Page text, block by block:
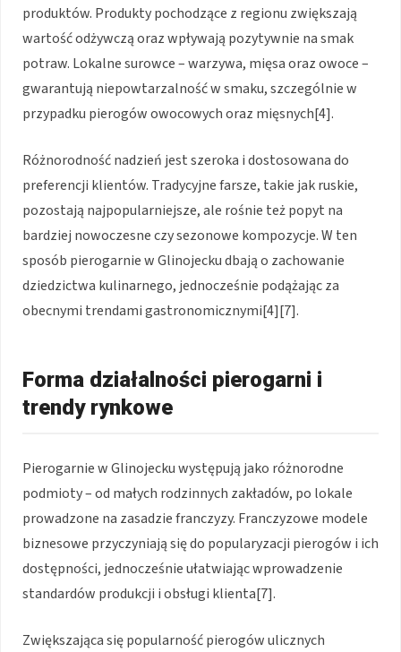
produktów. Produkty pochodzące z regionu zwiększają
wartość odżywczą oraz wpływają pozytywnie na smak
potraw. Lokalne surowce – warzywa, mięsa oraz owoce –
gwarantują niepowtarzalność w smaku, szczególnie w
przypadku pierogów owocowych oraz mięsnych[4].
Różnorodność nadzień jest szeroka i dostosowana do
preferencji klientów. Tradycyjne farsze, takie jak ruskie,
pozostają najpopularniejsze, ale rośnie też popyt na
bardziej nowoczesne czy sezonowe kompozycje. W ten
sposób pierogarnie w Glinojecku dbają o zachowanie
dziedzictwa kulinarnego, jednocześnie podążając za
obecnymi trendami gastronomicznymi[4][7].
Forma działalności pierogarni i
trendy rynkowe
Pierogarnie w Glinojecku występują jako różnorodne
podmioty – od małych rodzinnych zakładów, po lokale
prowadzone na zasadzie franczyzy. Franczyzowe modele
biznesowe przyczyniają się do popularyzacji pierogów i ich
dostępności, jednocześnie ułatwiając wprowadzenie
standardów produkcji i obsługi klienta[7].
Zwiększająca się popularność pierogów ulicznych